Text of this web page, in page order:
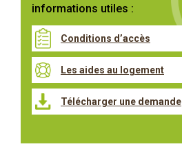
informations utiles :
Conditions d’accès
Les aides au logement
Télécharger une demande